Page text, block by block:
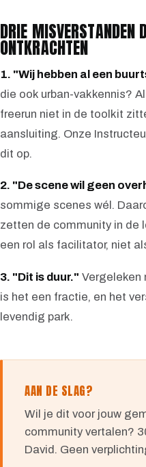
DRIE MISVERSTANDEN
ONTKRACHTEN
1. "Wij hebben al een
die ook urban-vakkennis?
freerun niet in de toolkit
aansluiting. Onze
dit op.
2. "De scene wil geen
sommige scenes wél.
zetten de community in de
een rol als facilitator, niet
3. "Dit is duur." Vergeleken
is het een fractie, en het
levendig park.
AAN DE SLAG?
Wil je dit voor jouw
community vertalen?
David. Geen